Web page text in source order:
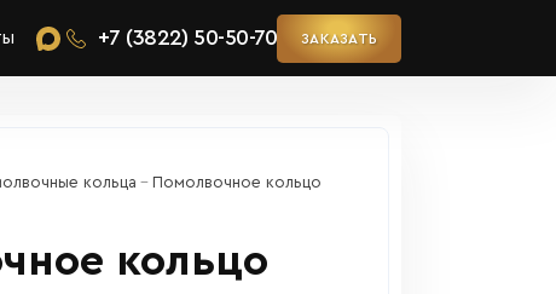
+7 (3822) 50-50-70 ЗАКАЗАТЬ
кольца
Помолвочное кольцо
кольцо